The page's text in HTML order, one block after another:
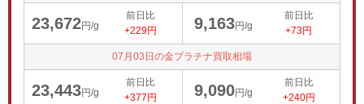
23,672円/g
前日比
+229円
9,163円/g
前日比
+73円
07月03日の金プラチナ買取相場
23,443円/g
前日比
+377円
9,090円/g
前日比
+240円